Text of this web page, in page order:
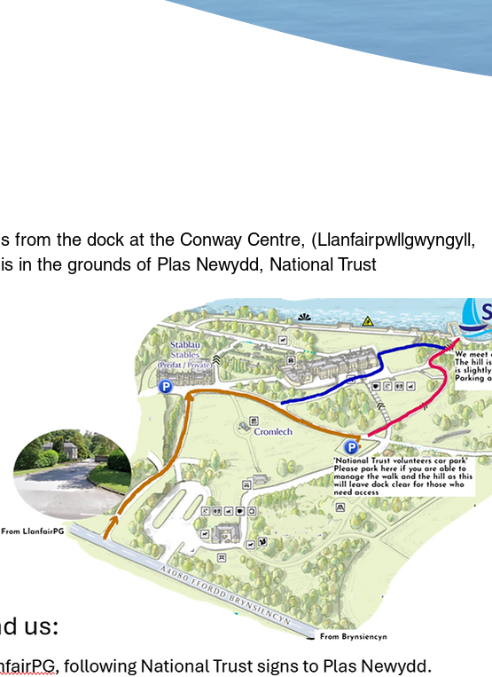
from the dock at the Conway Centre, (Llanfairpwllgwyngyll,
in the grounds of Plas Newydd, National Trust